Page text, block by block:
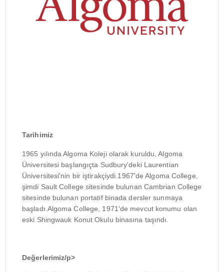
Tarihimiz
1965 yılında Algoma Koleji olarak kuruldu, Algoma
Üniversitesi başlangıçta Sudbury'deki Laurentian
Üniversitesi'nin bir iştirakçiydi.1967'de Algoma College,
şimdi Sault College sitesinde bulunan Cambrian College
sitesinde bulunan portatif binada dersler sunmaya
başladı.Algoma College, 1971'de mevcut konumu olan
eski Shingwauk Konut Okulu binasına taşındı.
Değerlerimiz/p>